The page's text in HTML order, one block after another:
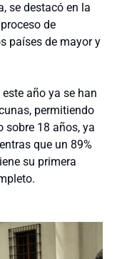
se destacó en la
de
países de mayor y
año ya se han
permitiendo
sobre 18 años, ya
que un 89%
su primera